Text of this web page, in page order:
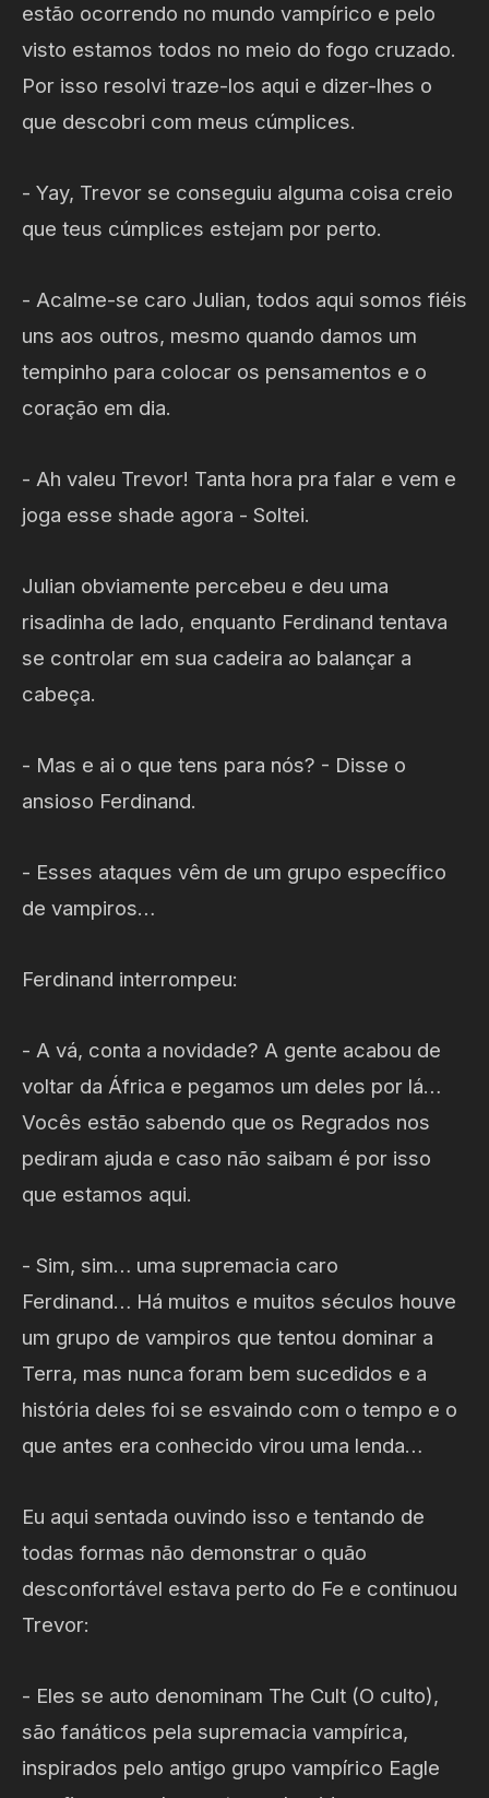
estão ocorrendo no mundo vampírico e pelo
visto estamos todos no meio do fogo cruzado.
Por isso resolvi traze-los aqui e dizer-lhes o
que descobri com meus cúmplices.
- Yay, Trevor se conseguiu alguma coisa creio
que teus cúmplices estejam por perto.
- Acalme-se caro Julian, todos aqui somos fiéis
uns aos outros, mesmo quando damos um
tempinho para colocar os pensamentos e o
coração em dia.
- Ah valeu Trevor! Tanta hora pra falar e vem e
joga esse shade agora - Soltei.
Julian obviamente percebeu e deu uma
risadinha de lado, enquanto Ferdinand tentava
se controlar em sua cadeira ao balançar a
cabeça.
- Mas e ai o que tens para nós? - Disse o
ansioso Ferdinand.
- Esses ataques vêm de um grupo específico
de vampiros…
Ferdinand interrompeu:
- A vá, conta a novidade? A gente acabou de
voltar da África e pegamos um deles por lá…
Vocês estão sabendo que os Regrados nos
pediram ajuda e caso não saibam é por isso
que estamos aqui.
- Sim, sim… uma supremacia caro
Ferdinand… Há muitos e muitos séculos houve
um grupo de vampiros que tentou dominar a
Terra, mas nunca foram bem sucedidos e a
história deles foi se esvaindo com o tempo e o
que antes era conhecido virou uma lenda…
Eu aqui sentada ouvindo isso e tentando de
todas formas não demonstrar o quão
desconfortável estava perto do Fe e continuou
Trevor:
- Eles se auto denominam The Cult (O culto),
são fanáticos pela supremacia vampírica,
inspirados pelo antigo grupo vampírico Eagle